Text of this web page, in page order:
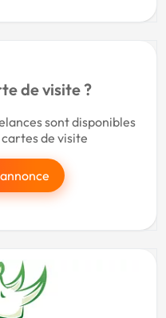
de visite ?
sont disponibles
de visite